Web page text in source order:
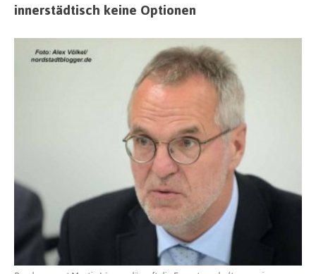
innerstädtisch keine Optionen